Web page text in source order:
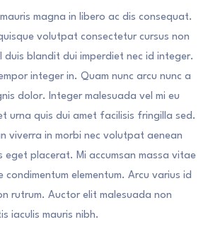
magna in libero ac dis consequat.
volutpat consectetur cursus non
duis blandit dui imperdiet nec id integer.
integer in. Quam nunc arcu nunc a
dolor. Integer malesuada vel mi eu
urna quis dui amet facilisis fringilla sed.
viverra in morbi nec volutpat aenean
placerat. Mi accumsan massa vitae
condimentum elementum. Arcu varius id
rutrum. Auctor elit malesuada non
iaculis mauris nibh.